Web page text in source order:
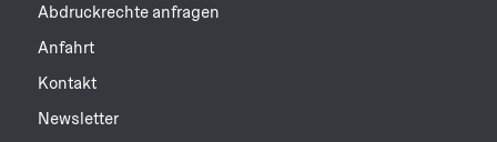
Abdruckrechte anfragen
Anfahrt
Kontakt
Newsletter